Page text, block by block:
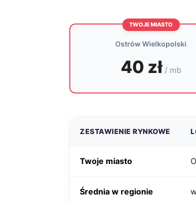
TWOJE MIASTO
Ostrów Wielkopolski
40 zł / mb
ZESTAWIENIE RYNKOWE
Twoje miasto
Średnia w regionie